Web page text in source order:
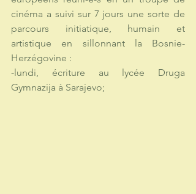
cinéma a suivi sur 7 jours une sorte de
parcours initiatique, humain et
artistique en sillonnant la Bosnie-
Herzégovine :
-lundi, écriture au lycée Druga
Gymnazija à Sarajevo;